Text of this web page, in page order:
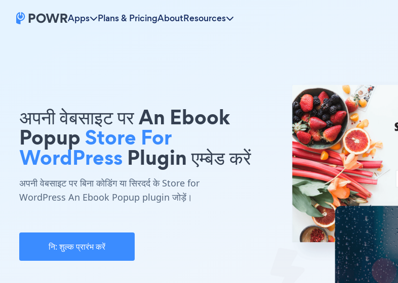
Apps Plans & PricingAboutResources
अपनी वेबसाइट पर An Ebook
PopupStore For
WordPress Plugin एम्बेड करें
अपनी वेबसाइट पर बिना कोडिंग या सिरदर्द के Store for
WordPress An Ebook Popup plugin जोड़ें।
नि: शुल्क प्रारंभ करें